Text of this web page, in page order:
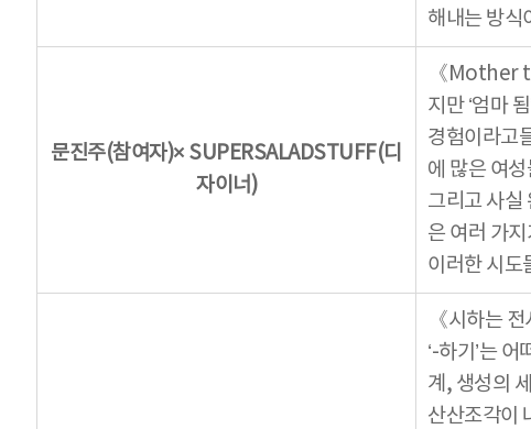
해내는 방식
문진주(참여자)× SUPERSALADSTUFF(디
자이너)
《Mother
지만 ‘엄마
경험이라고
에 많은 여
그리고 사실
은 여러 가
이러한 시도
《시하는
‘-하기’는
계, 생성의
산산조각이